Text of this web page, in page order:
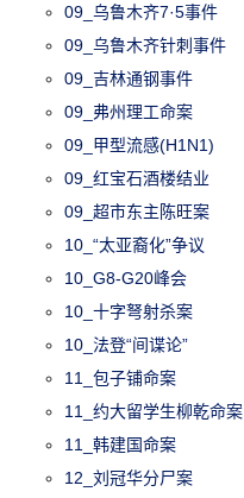
09_乌鲁木齐7·5事件
09_乌鲁木齐针刺事件
09_吉林通钢事件
09_弗州理工命案
09_甲型流感(H1N1)
09_红宝石酒楼结业
09_超市东主陈旺案
10_“太亚裔化”争议
10_G8-G20峰会
10_十字弩射杀案
10_法登“间谍论”
11_包子铺命案
11_约大留学生柳乾命案
11_韩建国命案
12_刘冠华分尸案